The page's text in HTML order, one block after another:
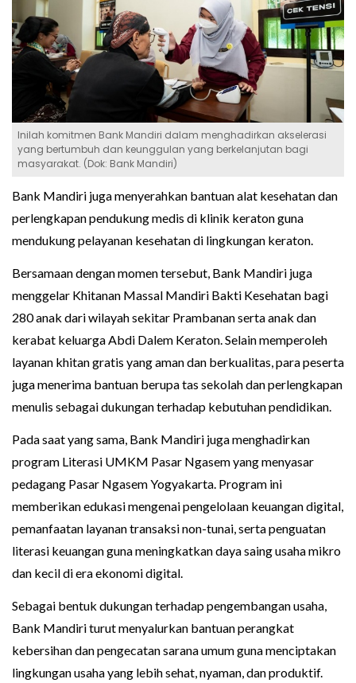
Inilah komitmen Bank Mandiri dalam menghadirkan akselerasi
yang bertumbuh dan keunggulan yang berkelanjutan bagi
masyarakat. (Dok: Bank Mandiri)
Bank Mandiri juga menyerahkan bantuan alat kesehatan dan
perlengkapan pendukung medis di klinik keraton guna
mendukung pelayanan kesehatan di lingkungan keraton.
Bersamaan dengan momen tersebut, Bank Mandiri juga
menggelar Khitanan Massal Mandiri Bakti Kesehatan bagi
280 anak dari wilayah sekitar Prambanan serta anak dan
kerabat keluarga Abdi Dalem Keraton. Selain memperoleh
layanan khitan gratis yang aman dan berkualitas, para peserta
juga menerima bantuan berupa tas sekolah dan perlengkapan
menulis sebagai dukungan terhadap kebutuhan pendidikan.
Pada saat yang sama, Bank Mandiri juga menghadirkan
program Literasi UMKM Pasar Ngasem yang menyasar
pedagang Pasar Ngasem Yogyakarta. Program ini
memberikan edukasi mengenai pengelolaan keuangan digital,
pemanfaatan layanan transaksi non-tunai, serta penguatan
literasi keuangan guna meningkatkan daya saing usaha mikro
dan kecil di era ekonomi digital.
Sebagai bentuk dukungan terhadap pengembangan usaha,
Bank Mandiri turut menyalurkan bantuan perangkat
kebersihan dan pengecatan sarana umum guna menciptakan
lingkungan usaha yang lebih sehat, nyaman, dan produktif.